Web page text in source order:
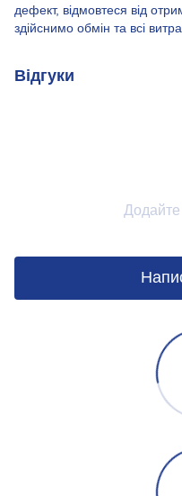
дефект, відмовтеся від
здійснимо обмін та всі
Відгуки
Додайте